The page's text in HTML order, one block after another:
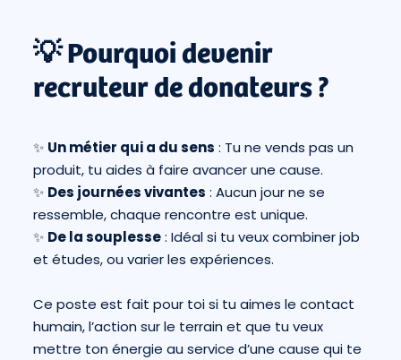
💡 Pourquoi devenir
recruteur de donateurs ?
✨ Un métier qui a du sens : Tu ne vends pas un
produit, tu aides à faire avancer une cause.
✨ Des journées vivantes : Aucun jour ne se
ressemble, chaque rencontre est unique.
✨ De la souplesse: Idéal si tu veux combiner job
et études, ou varier les expériences.
Ce poste est fait pour toi si tu aimes le contact
humain, l’action sur le terrain et que tu veux
mettre ton énergie au service d’une cause qui te